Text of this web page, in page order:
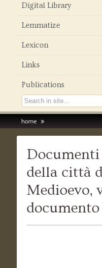
Digital Library
Lemmatize
Lexicon
Links
Publications
home
della città
Medioevo,